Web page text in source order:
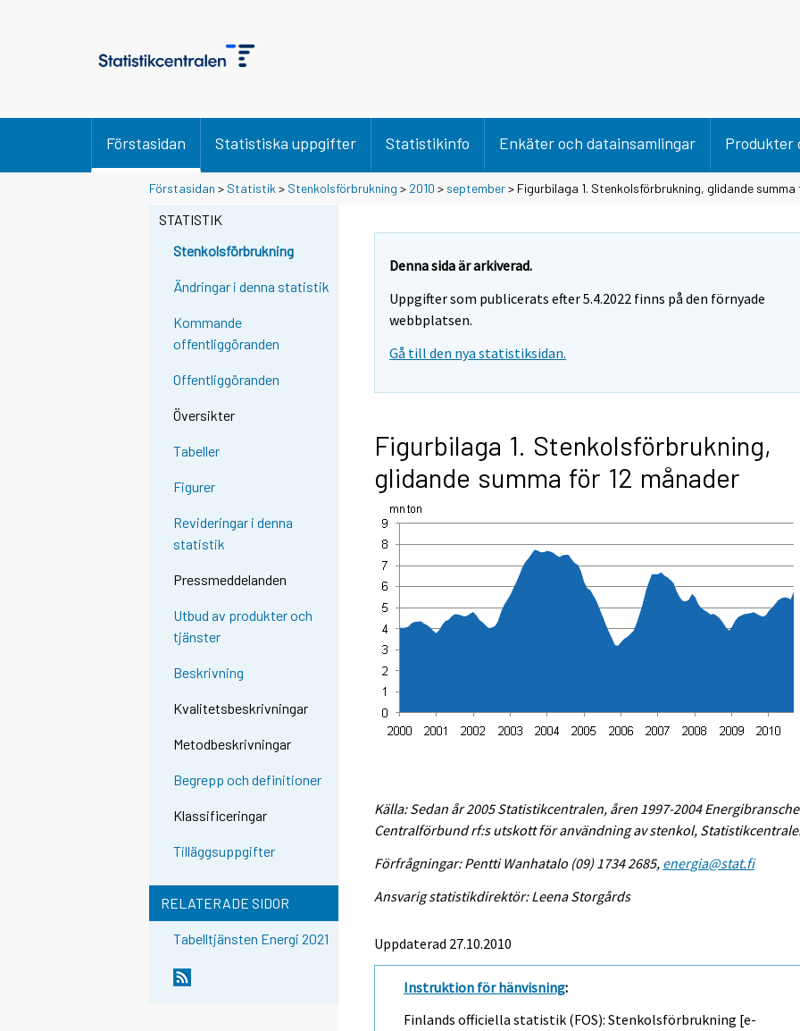
Förstasidan Statistiska uppgifter Statistikinfo Enkäter och datainsamlingar Produkter
Förstasidan > Statistik > Stenkolsförbrukning > 2010 > september> Figurbilaga 1. Stenkolsförbrukning, glidande summa
STATISTIK
Stenkolsförbrukning
Ändringar i denna statistik
Kommande
offentliggöranden
Offentliggöranden
Översikter
Tabeller
Figurer
Revideringar i denna
statistik
Pressmeddelanden
Utbud av produkter och
tjänster
Beskrivning
Kvalitetsbeskrivningar
Metodbeskrivningar
Begrepp och definitioner
Klassificeringar
Tilläggsuppgifter
RELATERADE SIDOR
Tabelltjänsten Energi 2021
Denna sida är arkiverad.
Uppgifter som publicerats efter 5.4.2022 finns på den förnyade
webbplatsen.
Gå till den nya statistiksidan.
Figurbilaga 1. Stenkolsförbrukning,
glidande summa för 12 månader
Källa: Sedan år 2005 Statistikcentralen, åren 1997-2004
Centralförbund rf:s utskott för användning av stenkol,
Förfrågningar: Pentti Wanhatalo (09) 1734 2685, energia@stat.fi
Ansvarig statistikdirektör: Leena Storgårds
Uppdaterad 27.10.2010
Instruktion för hänvisning:
Finlands officiella statistik (FOS): Stenkolsförbrukning [e-